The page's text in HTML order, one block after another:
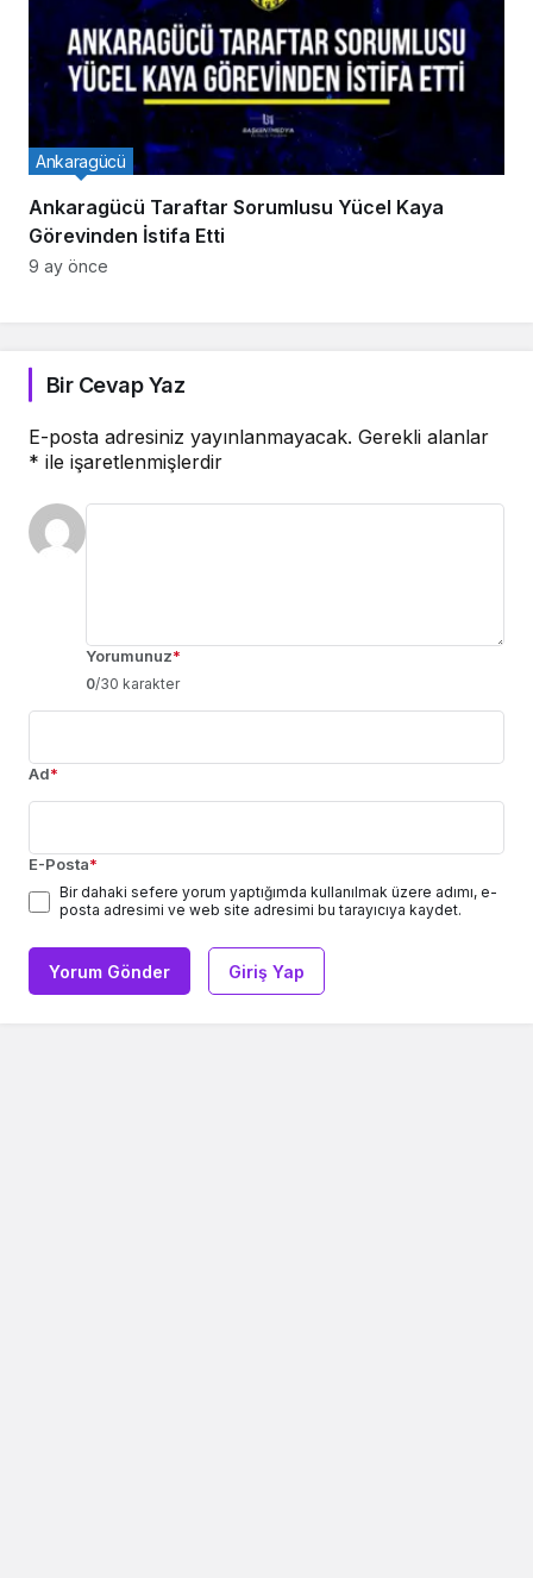
Ankaragücü Taraftar Sorumlusu Yücel Kaya
Görevinden İstifa Etti
Ankaragücü
9 ay önce
Bir Cevap Yaz
E-posta adresiniz yayınlanmayacak. Gerekli alanlar
* ile işaretlenmişlerdir
Yorumunuz*
0/30 karakter
Ad*
E-Posta*
Bir dahaki sefere yorum yaptığımda kullanılmak üzere adımı, e-
posta adresimi ve web site adresimi bu tarayıcıya kaydet.
Yorum Gönder Giriş Yap